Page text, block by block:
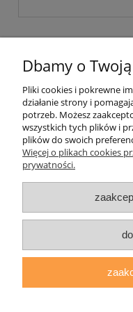
ul. Grodzka
| tel.: 513093168 | email:
Dbamy o
Pliki cookies i pokrewne
działanie strony i
potrzeb. Możesz
wszystkich tych plików i
plików do swoich
Więcej o plikach cookies
prywatności.